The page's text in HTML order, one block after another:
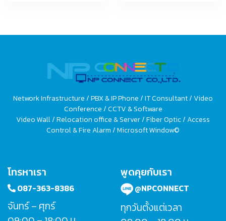
Network Infrastructure / PBX & IP Phone / IT Consultant / Video
Conference / CCTV & Software
Video Wall / Relocation office & Server / Fiber Optic / Access
Control & Fire Alarm / Microsoft Window©
โทรหาเรา
087-363-8386
จันทร์ – ศุกร์
พูดคุยกับเรา
@NPCONNECT
ทุกวันตั้งแต่เวลา